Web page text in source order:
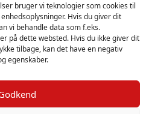
bruger vi teknologier som cookies til
Hvis du giver dit
vi behandle data som f.eks.
på dette websted. Hvis du ikke giver dit
tilbage, kan det have en negativ
egenskaber.